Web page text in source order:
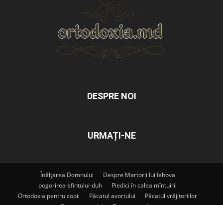
DESPRE NOI
URMAȚI-NE
Înălțarea Domnului
Despre Martorii lui Iehova
pogorirea-sfintului-duh
Piedici în calea mîntuirii
Ortodoxia pentru copii
Păcatul avortului
Păcatul vrăjitoriilor